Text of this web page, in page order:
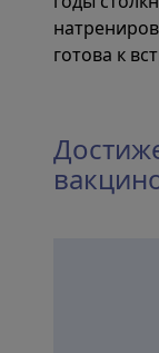
готова к